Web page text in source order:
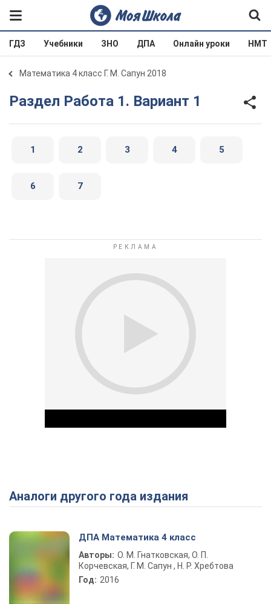
ГДЗ Учебники ЗНО ДПА Онлайн уроки НМТ
Математика 4 класс Г. М. Сапун 2018
Раздел Работа 1. Вариант 1
1 2 3 4 5
6 7
Play Video
Аналоги другого года издания
ДПА Математика 4 класс
Авторы: О. М. Гнатковская, О. П.
Корчевская, Г. М. Сапун , Н. Р. Хребтова
Год: 2016